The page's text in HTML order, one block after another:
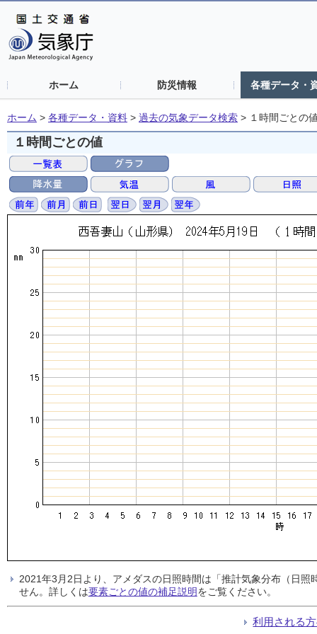
ホーム 防災情報 各種データ・
ホーム > 各種データ・資料 > 過去の気象データ検索 > １時間ごとの
１時間ごとの値
2021年3月2日より、アメダスの日照時間は「推計気象分布（日
せん。詳しくは要素ごとの値の補足説明をご覧ください。
利用される